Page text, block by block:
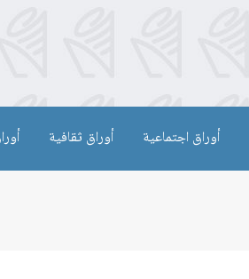
أوراق اجتماعية أوراق ثقافية